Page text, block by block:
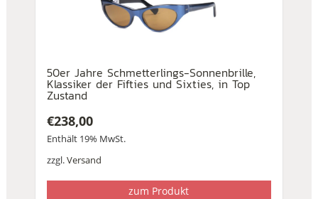
50er Jahre Schmetterlings-Sonnenbrille,
Klassiker der Fifties und Sixties, in Top
Zustand
€238,00
Enthält 19% MwSt.
zzgl.Versand
zum Produkt